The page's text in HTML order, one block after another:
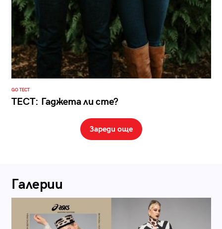
GO ТЕСТ
ТЕСТ: Гаджета ли сте?
Зареди още
Галерии